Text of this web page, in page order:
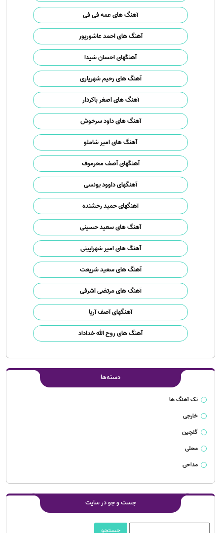
آهنگ های عمه فی فی
آهنگ های احمد عاشورپور
آهنگهای احسان شیدا
آهنگ های رحیم شهریاری
آهنگ های اصغر باکردار
آهنگ های داود سرخوش
آهنگ های امیر شاملو
آهنگهای آصف محرموف
آهنگهای داوود یونسی
آهنگهای حمید رخشنده
آهنگ های سعید حسینی
آهنگ های امیر شهرایینی
آهنگ های سعید شریعت
آهنگ های مرتضی اشرفی
آهنگهای آصف آریا
آهنگ های روح الله خداداد
دسته‌ها
تک آهنگ ها
خارجی
گلچین
محلی
مداحی
جست و جو در سایت